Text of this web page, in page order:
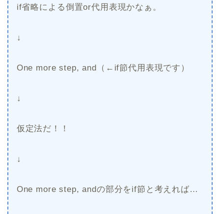
if省略による倒置or代用表現かなぁ。
↓
One more step, and（←if節代用表現です）
↓
仮定法だ！！
↓
One more step, andの部分をif節と考えれば…